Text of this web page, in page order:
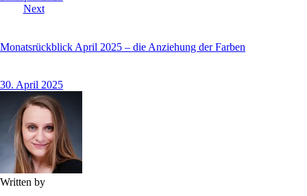
Next
Monatsrückblick April 2025 – die Anziehung der Farben
30. April 2025
Written by